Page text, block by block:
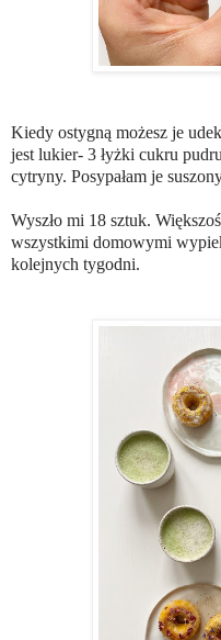
Kiedy ostygną możesz je
jest lukier- 3 łyżki cukru
cytryny. Posypałam je
Wyszło mi 18 sztuk.
wszystkimi domowymi
kolejnych tygodni.